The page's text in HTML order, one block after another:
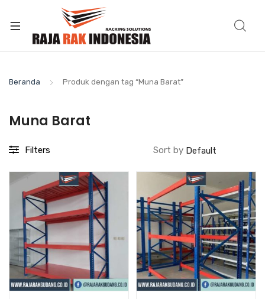
Beranda Produk dengan tag “Muna Barat”
Muna Barat
Filters Sort by